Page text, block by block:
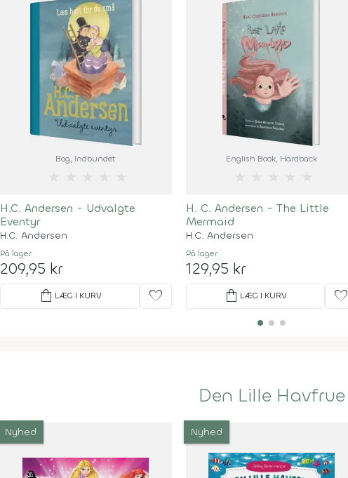
Bog, Indbundet
H.C. Andersen - Udvalgte
Eventyr
H.C. Andersen
På lager
209,95 kr
shopping_bag LÆG I KURV favorite
English Book, Hardback
H. C. Andersen - The Little
Mermaid
H.C. Andersen
På lager
129,95 kr
shopping_bag LÆG I KURV favorite
Den Lille Havfrue
Nyhed Nyhed